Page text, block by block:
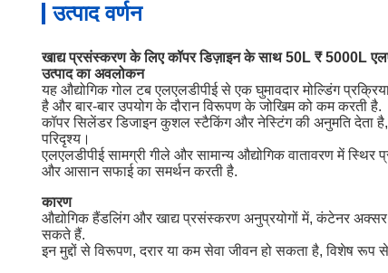
उत्पाद वर्णन
खाद्य प्रसंस्करण के लिए कॉपर डिज़ाइन के साथ 50L ₹ 5000L
उत्पाद का अवलोकन
यह औद्योगिक गोल टब एलएलडीपीई से एक घुमावदार मोल्डिंग
है और बार-बार उपयोग के दौरान विरूपण के जोखिम को कम करती है.
कॉपर सिलेंडर डिजाइन कुशल स्टैकिंग और नेस्टिंग की अनुमति देता
परिदृश्य।
एलएलडीपीई सामग्री गीले और सामान्य औद्योगिक वातावरण में
और आसान सफाई का समर्थन करती है.
कारण
औद्योगिक हैंडलिंग और खाद्य प्रसंस्करण अनुप्रयोगों में, कंटेनर अक्सर
सकते हैं.
इन मुद्दों से विरूपण, दरार या कम सेवा जीवन हो सकता है, विशेष रूप